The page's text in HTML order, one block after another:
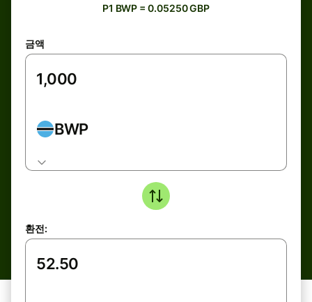
P1 BWP = 0.05250 GBP
금액
BWP
환전: